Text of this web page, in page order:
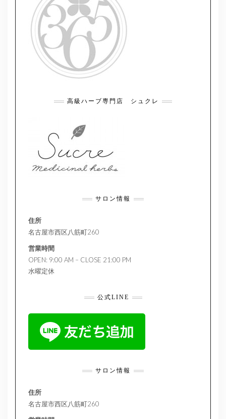
高級ハーブ専門店 シュクレ
サロン情報
住所
名古屋市西区八筋町260
営業時間
OPEN: 9:00 AM – CLOSE 21:00 PM
水曜定休
公式LINE
サロン情報
住所
名古屋市西区八筋町260